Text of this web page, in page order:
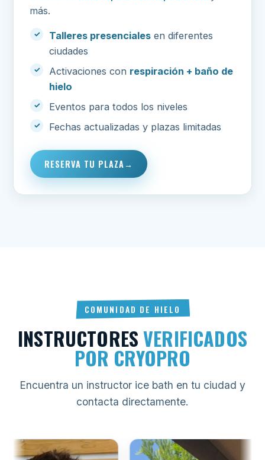
más.
Talleres presenciales en diferentes
ciudades
Activaciones con respiración + baño de
hielo
Eventos para todos los niveles
Fechas actualizadas y plazas limitadas
RESERVA TU PLAZA
COMUNIDAD DE HIELO
INSTRUCTORESVERIFICADOS
POR CRYOPRO
Encuentra un instructor ice bath en tu ciudad y
contacta directamente.